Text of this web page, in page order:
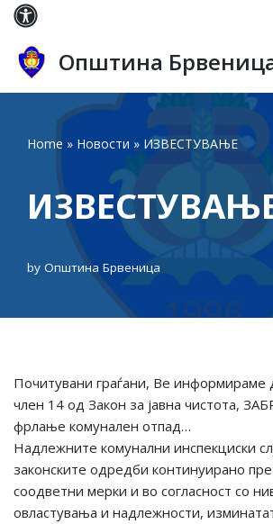
Skip
to
content
Општина
Home » Новости » ИЗВЕСТУВАЊЕ
by Општина Брвеница
Почитувани граѓани, Ве информираме
член 14 од Закон за јавна чистота,
фрлање комунален отпад…
Надлежните комунални инспекциски
законските одредби континуирано
соодветни мерки и во согласност со
овластувања и надлежности,